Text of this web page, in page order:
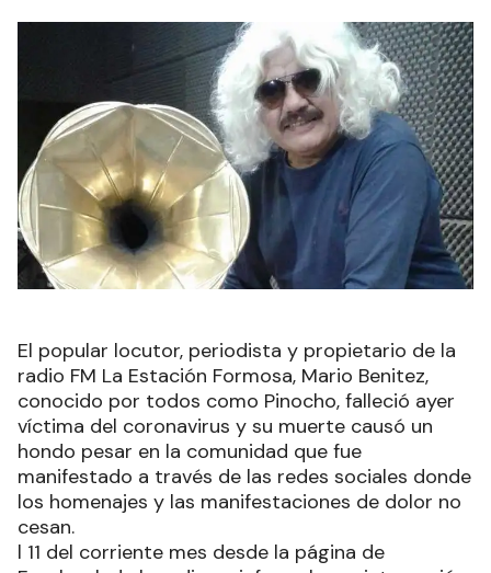
El popular locutor, periodista y propietario de la
radio FM La Estación Formosa, Mario Benitez,
conocido por todos como Pinocho, falleció ayer
víctima del coronavirus y su muerte causó un
hondo pesar en la comunidad que fue
manifestado a través de las redes sociales donde
los homenajes y las manifestaciones de dolor no
cesan.
l 11 del corriente mes desde la página de